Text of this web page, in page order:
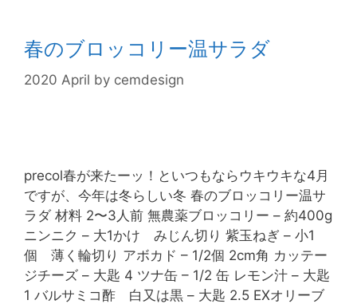
春のブロッコリー温サラダ
2020 April by cemdesign
precol春が来たーッ！といつもならウキウキな4月
ですが、今年は冬らしい冬 春のブロッコリー温サ
ラダ 材料 2〜3人前 無農薬ブロッコリー – 約400g
ニンニク – 大1かけ みじん切り 紫玉ねぎ – 小1
個 薄く輪切り アボカド – 1/2個 2cm角 カッテー
ジチーズ – 大匙 4 ツナ缶 – 1/2 缶 レモン汁 – 大匙
1 バルサミコ酢 白又は黒 – 大匙 2.5 EXオリーブ